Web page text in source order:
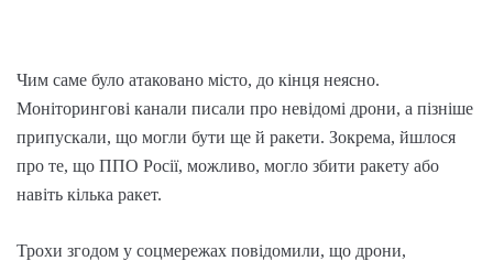
Чим саме було атаковано місто, до кінця неясно.
Моніторингові канали писали про невідомі дрони, а пізніше
припускали, що могли бути ще й ракети. Зокрема, йшлося
про те, що ППО Росії, можливо, могло збити ракету або
навіть кілька ракет.
Трохи згодом у соцмережах повідомили, що дрони,